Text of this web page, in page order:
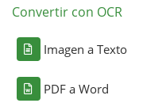
Convertir con OCR
Imagen a Texto
PDF a Word